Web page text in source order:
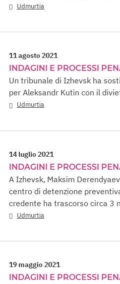
Udmurtia
11 agosto 2021
INDAGINI E PROCESSI
Un tribunale di Izhevsk ha
per Aleksandr Kutin con il
Udmurtia
14 luglio 2021
INDAGINI E PROCESSI
A Izhevsk, Maksim
centro di detenzione
credente ha trascorso circa 3
Udmurtia
19 maggio 2021
INDAGINI E PROCESSI